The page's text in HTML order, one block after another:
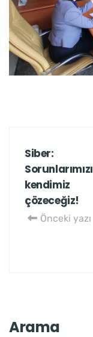
Siber:
Sorunlarımızı
kendimiz
çözeceğiz!
Önceki yazı
Arama